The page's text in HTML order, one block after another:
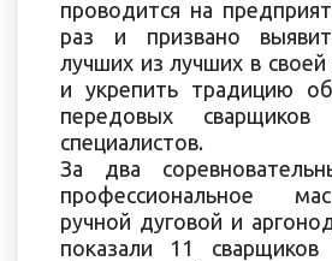
проводится на
раз и призвано
лучших из лучших в
и укрепить традицию
передовых
специалистов.
За два
профессиональное
ручной дуговой и
показали 11